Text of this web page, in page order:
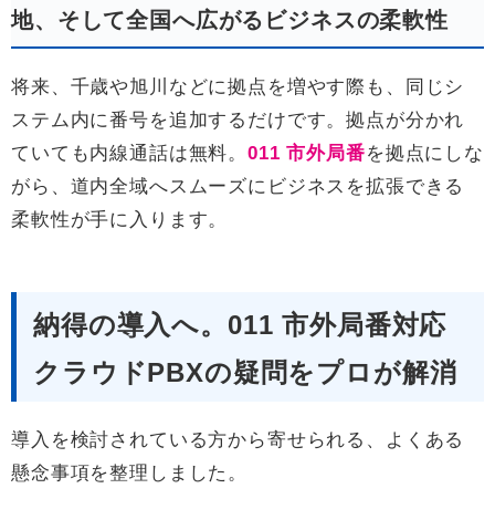
地、そして全国へ広がるビジネスの柔軟性
将来、千歳や旭川などに拠点を増やす際も、同じシ
ステム内に番号を追加するだけです。拠点が分かれ
ていても内線通話は無料。011 市外局番を拠点にしな
がら、道内全域へスムーズにビジネスを拡張できる
柔軟性が手に入ります。
納得の導入へ。011 市外局番対応
クラウドPBXの疑問をプロが解消
導入を検討されている方から寄せられる、よくある
懸念事項を整理しました。